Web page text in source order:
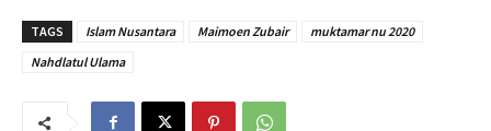
TAGS Islam Nusantara Maimoen Zubair
muktamar nu 2020
Nahdlatul Ulama